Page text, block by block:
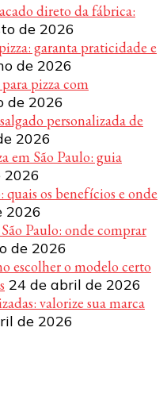
direto da fábrica:
de 2026
garanta praticidade e
de 2026
pizza com
de 2026
personalizada de
2026
em São Paulo: guia
2026
os benefícios e onde
2026
Paulo: onde comprar
de 2026
escolher o modelo certo
24 de abril de 2026
valorize sua marca
de 2026